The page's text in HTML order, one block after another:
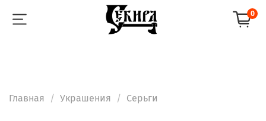
0
Главная Украшения Серьги